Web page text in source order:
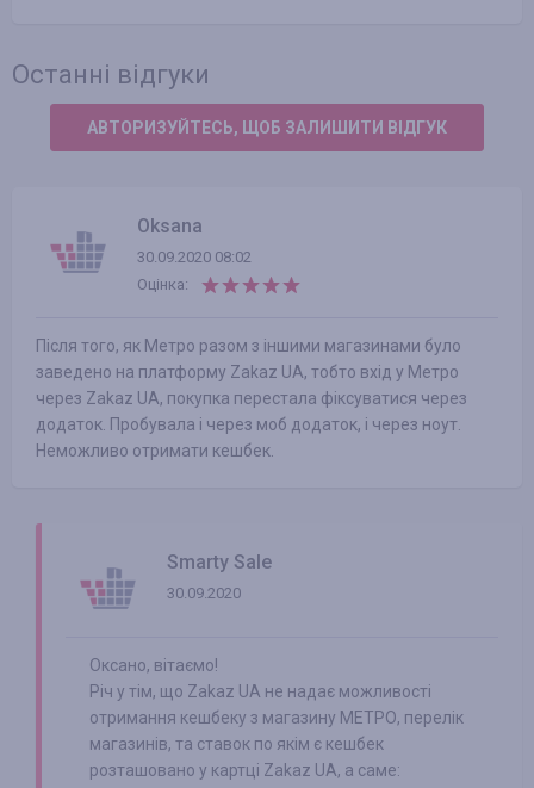
Останні відгуки
АВТОРИЗУЙТЕСЬ, ЩОБ ЗАЛИШИТИ ВІДГУК
Oksana
30.09.2020 08:02
Оцінка:
Після того, як Метро разом з іншими магазинами було
заведено на платформу Zakaz UA, тобто вхід у Метро
через Zakaz UA, покупка перестала фіксуватися через
додаток. Пробувала і через моб додаток, і через ноут.
Неможливо отримати кешбек.
Smarty Sale
30.09.2020
Оксано, вітаємо!
Річ у тім, що Zakaz UA не надає можливості
отримання кешбеку з магазину МЕТРО, перелік
магазинів, та ставок по якім є кешбек
розташовано у картці Zakaz UA, а саме: